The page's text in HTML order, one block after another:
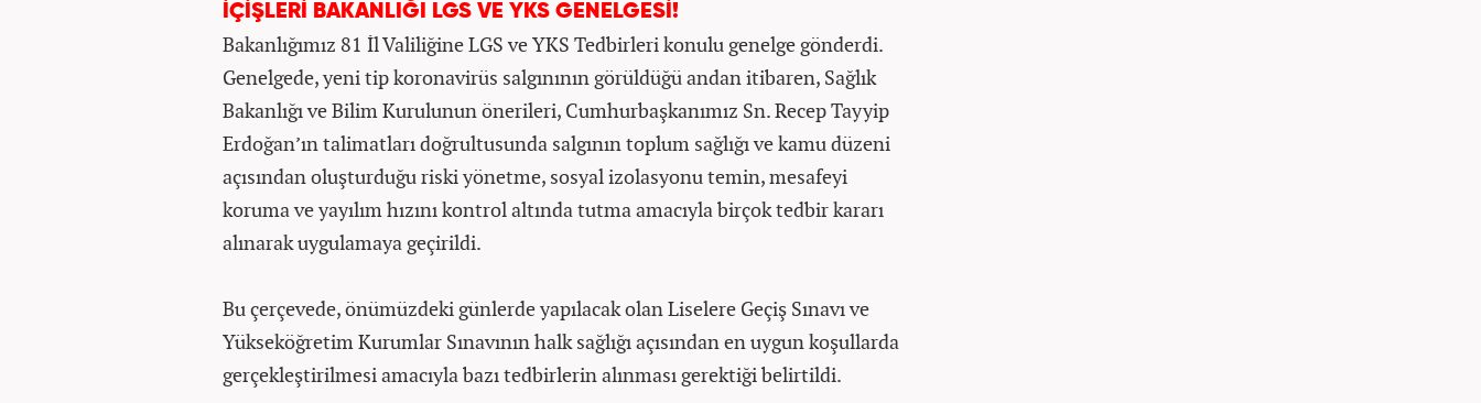
İÇİŞLERİ BAKANLIĞI LGS VE YKS GENELGESİ!
Bakanlığımız 81 İl Valiliğine LGS ve YKS Tedbirleri konulu genelge gönderdi.
Genelgede, yeni tip koronavirüs salgınının görüldüğü andan itibaren, Sağlık
Bakanlığı ve Bilim Kurulunun önerileri, Cumhurbaşkanımız Sn. Recep Tayyip
Erdoğan’ın talimatları doğrultusunda salgının toplum sağlığı ve kamu düzeni
açısından oluşturduğu riski yönetme, sosyal izolasyonu temin, mesafeyi
koruma ve yayılım hızını kontrol altında tutma amacıyla birçok tedbir kararı
alınarak uygulamaya geçirildi.
Bu çerçevede, önümüzdeki günlerde yapılacak olan Liselere Geçiş Sınavı ve
Yükseköğretim Kurumlar Sınavının halk sağlığı açısından en uygun koşullarda
gerçekleştirilmesi amacıyla bazı tedbirlerin alınması gerektiği belirtildi.